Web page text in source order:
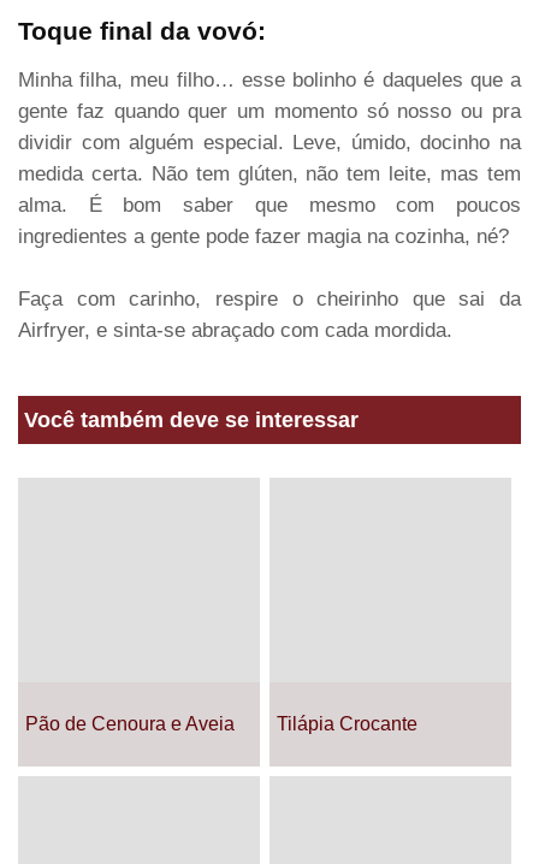
Toque final da vovó:
Minha filha, meu filho… esse bolinho é daqueles que a
gente faz quando quer um momento só nosso ou pra
dividir com alguém especial. Leve, úmido, docinho na
medida certa. Não tem glúten, não tem leite, mas tem
alma. É bom saber que mesmo com poucos
ingredientes a gente pode fazer magia na cozinha, né?
Faça com carinho, respire o cheirinho que sai da
Airfryer, e sinta-se abraçado com cada mordida.
Você também deve se interessar
Pão de Cenoura e Aveia Tilápia Crocante